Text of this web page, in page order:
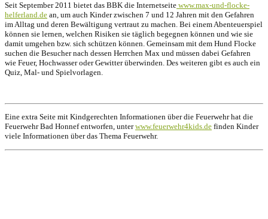
Seit September 2011 bietet das BBK die Internetseite www.max-und-flocke-
helferland.de an, um auch Kinder zwischen 7 und 12 Jahren mit den Gefahren
im Alltag und deren Bewältigung vertraut zu machen. Bei einem Abenteuerspiel
können sie lernen, welchen Risiken sie täglich begegnen können und wie sie
damit umgehen bzw. sich schützen können. Gemeinsam mit dem Hund Flocke
suchen die Besucher nach dessen Herrchen Max und müssen dabei Gefahren
wie Feuer, Hochwasser oder Gewitter überwinden. Des weiteren gibt es auch ein
Quiz, Mal- und Spielvorlagen.
Eine extra Seite mit Kindgerechten Informationen über die Feuerwehr hat die
Feuerwehr Bad Honnef entworfen, unterwww.feuerwehr4kids.de finden Kinder
viele Informationen über das Thema Feuerwehr.